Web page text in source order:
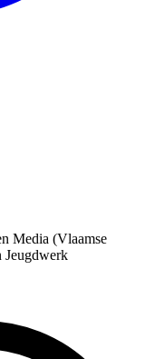
Media (Vlaamse
Jeugdwerk